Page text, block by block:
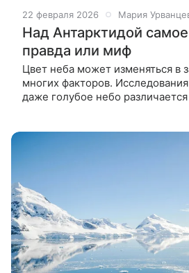
22 февраля 2026 Мария
Над Антарктидой
правда или миф
Цвет неба может изменяться в
многих факторов.
даже голубое небо